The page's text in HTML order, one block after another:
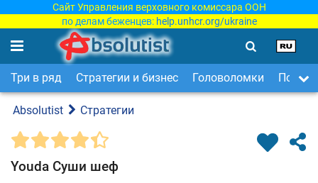
Сайт Управления верховного комиссара ООН
по делам беженцев: help.unhcr.org/ukraine
Три в ряд Стратегии и бизнес Головоломки Поиск
Absolutist Стратегии
Youda Суши шеф